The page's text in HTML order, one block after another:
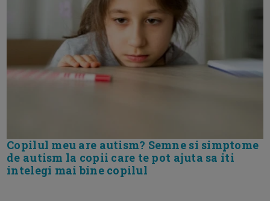
Copilul meu are autism? Semne si simptome
de autism la copii care te pot ajuta sa iti
intelegi mai bine copilul